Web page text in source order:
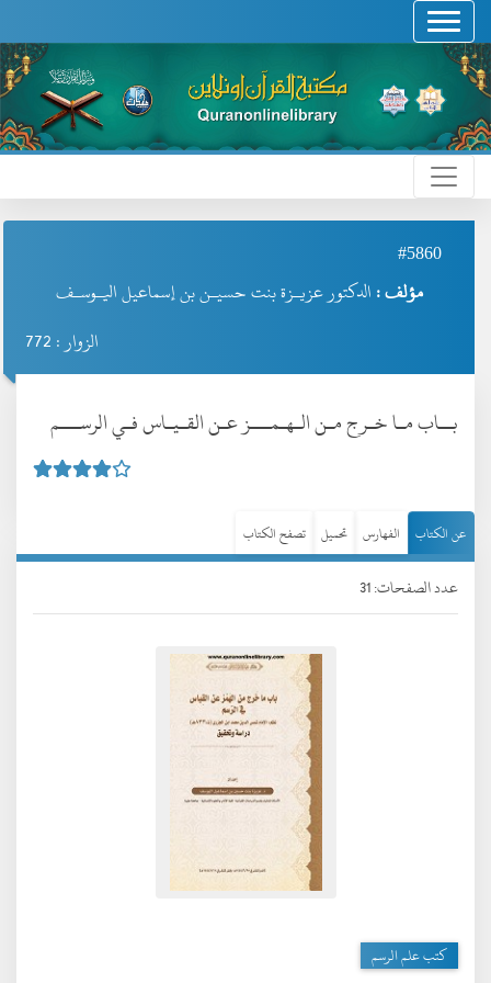
#5860
مؤلف : الدكتور عزيـزة بنت حسيـن بن إسماعيل اليـوسـف
الزوار : 772
بــاب مـا خــرج مـن الـهـمـــز عـن القـيـاس فـي الرســـم
عن الكتاب الفهارس تحميل تصفح الكتاب
عدد الصفحات: 31
كتب علم الرسم